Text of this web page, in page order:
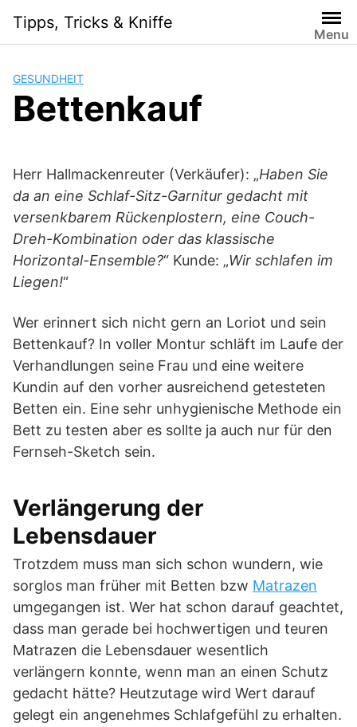
content
Tipps, Tricks & Kniffe
Menu
GESUNDHEIT
Bettenkauf
Herr Hallmackenreuter (Verkäufer): „Haben Sie
da an eine Schlaf-Sitz-Garnitur gedacht mit
versenkbarem Rückenplostern, eine Couch-
Dreh-Kombination oder das klassische
Horizontal-Ensemble?“ Kunde: „Wir schlafen im
Liegen!“
Wer erinnert sich nicht gern an Loriot und sein
Bettenkauf? In voller Montur schläft im Laufe der
Verhandlungen seine Frau und eine weitere
Kundin auf den vorher ausreichend getesteten
Betten ein. Eine sehr unhygienische Methode ein
Bett zu testen aber es sollte ja auch nur für den
Fernseh-Sketch sein.
Verlängerung der
Lebensdauer
Trotzdem muss man sich schon wundern, wie
sorglos man früher mit Betten bzw Matrazen
umgegangen ist. Wer hat schon darauf geachtet,
dass man gerade bei hochwertigen und teuren
Matrazen die Lebensdauer wesentlich
verlängern konnte, wenn man an einen Schutz
gedacht hätte? Heutzutage wird Wert darauf
gelegt ein angenehmes Schlafgefühl zu erhalten.